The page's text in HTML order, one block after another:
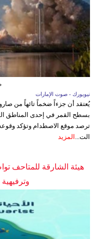
نيويورك - صوت الإمارات
بسطح القمر في إحدى المناطق
ترصد موقع الاصطدام وتؤكد
الت...
المزيد
هيئة الشارقة للمتاحف